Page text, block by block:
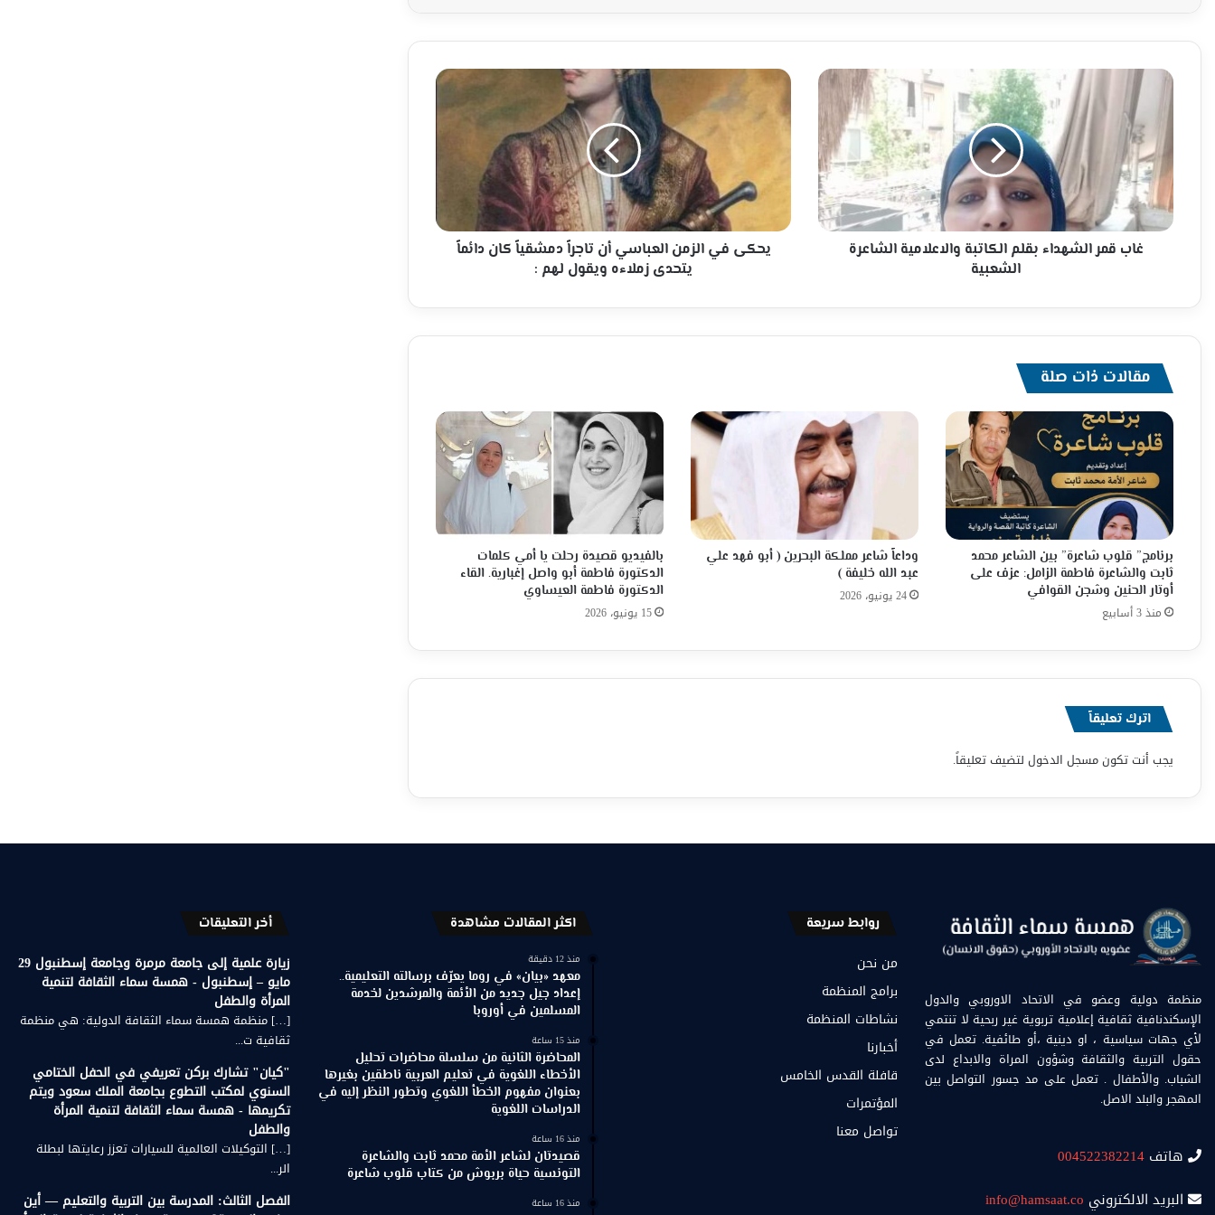
غاب
قمر
الشهداء
بقلم
الكاتبة
والاعلامية
الشاعرة
الشعبية
غاب قمر الشهداء بقلم الكاتبة والاعلامية الشاعرة
الشعبية
يحكى
في
الزمن
العباسي
دمشقياً
دائماً
يتحدى
لهم
يحكى في الزمن العباسي أن تاجراً دمشقياً كان دائماً
يتحدى زملاءه ويقول لهم :
مقالات ذات صلة
برنامج” قلوب شاعرة” بين الشاعر محمد
ثابت والشاعرة فاطمة الزامل: عزف على
أوتار الحنين وشجن القوافي
منذ 3 أسابيع
وداعاً شاعر مملكة البحرين ( أبو فهد علي
عبد الله خليفة )
24 يونيو، 2026
بالفيديو قصيدة رحلت يا أمي كلمات
الدكتورة فاطمة أبو واصل إغبارية. القاء
الدكتورة فاطمة العيساوي
15 يونيو، 2026
اترك تعليقاً
يجب أنت تكونمسجل الدخول لتضيف تعليقاً.
منظمة دولية وعضو في الاتحاد الاوروبي والدول
الإسكندنافية ثقافية إعلامية تربوية غير ربحية لا تنتمي
لأي جهات سياسية ، او دينية ،أو طائفية. تعمل في
حقول التربية والثقافة وشؤون المراة والابداع لدى
الشباب. والأطفال . تعمل على مد جسور التواصل بين
المهجر والبلد الاصل.
هاتف 004522382214
البريد الالكتروني info@hamsaat.co
روابط سريعة
من نحن
برامج المنظمة
نشاطات المنظمة
أخبارنا
قافلة القدس الخامس
المؤتمرات
تواصل معنا
اكثر المقالات مشاهدة
منذ 12 دقيقة
معهد «بيان» في روما يعرّف برسالته التعليمية..
إعداد جيل جديد من الأئمة والمرشدين لخدمة
المسلمين في أوروبا
منذ 15 ساعة
المحاضرة الثانية من سلسلة محاضرات تحليل
الأخطاء اللغوية في تعليم العربية ناطقين بغيرها
بعنوان مفهوم الخطأ اللغوي وتطور النظر إليه في
الدراسات اللغوية
منذ 16 ساعة
قصيدتان لشاعر الأمة محمد ثابت والشاعرة
التونسية حياة بربوش من كتاب قلوب شاعرة
منذ 16 ساعة
أخر التعليقات
زيارة علمية إلى جامعة مرمرة وجامعة إسطنبول 29
مايو – إسطنبول - همسة سماء الثقافة لتنمية
المرأة والطفل
[…] منظمة همسة سماء الثقافة الدولية: هي منظمة
ثقافية ت...
"كيان" تشارك بركن تعريفي في الحفل الختامي
السنوي لمكتب التطوع بجامعة الملك سعود ويتم
تكريمها - همسة سماء الثقافة لتنمية المرأة
والطفل
[…] التوكيلات العالمية للسيارات تعزز رعايتها لبطلة
الر...
الفصل الثالث: المدرسة بين التربية والتعليم — أين